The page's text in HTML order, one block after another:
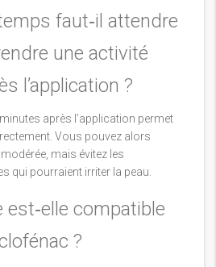
faut‑il attendre
une activité
l’application ?
après l’application permet
Vous pouvez alors
mais évitez les
qui pourraient irriter la peau.
est‑elle compatible
?